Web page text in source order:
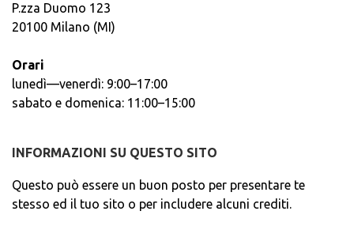
P.zza Duomo 123
20100 Milano (MI)
Orari
lunedì—venerdì: 9:00–17:00
sabato e domenica: 11:00–15:00
INFORMAZIONI SU QUESTO SITO
Questo può essere un buon posto per presentare te
stesso ed il tuo sito o per includere alcuni crediti.